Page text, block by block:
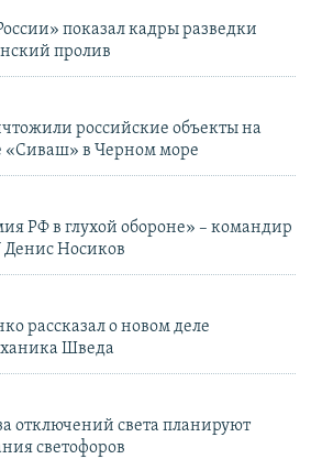
показал кадры разведки
пролив
российские объекты на
«Сиваш» в Черном море
РФ в глухой обороне» – командир
Носиков
рассказал о новом деле
Шведа
отключений света планируют
светофоров